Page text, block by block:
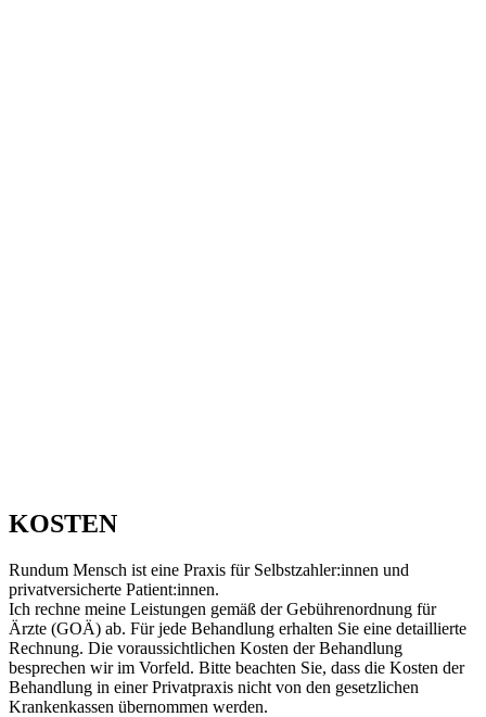
KOSTEN
Rundum Mensch ist eine Praxis für Selbstzahler:innen und
privatversicherte Patient:innen.
Ich rechne meine Leistungen gemäß der Gebührenordnung für
Ärzte (GOÄ) ab. Für jede Behandlung erhalten Sie eine detaillierte
Rechnung. Die voraussichtlichen Kosten der Behandlung
besprechen wir im Vorfeld. Bitte beachten Sie, dass die Kosten der
Behandlung in einer Privatpraxis nicht von den gesetzlichen
Krankenkassen übernommen werden.